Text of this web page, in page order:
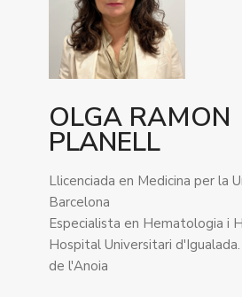
OLGA RAMON
PLANELL
Llicenciada en Medicina per la
Barcelona
Especialista en Hematologia i
Hospital Universitari
de l'Anoia